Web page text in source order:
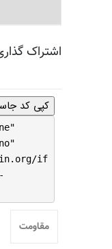
اشتراک
کپی کد
if
مقاومت